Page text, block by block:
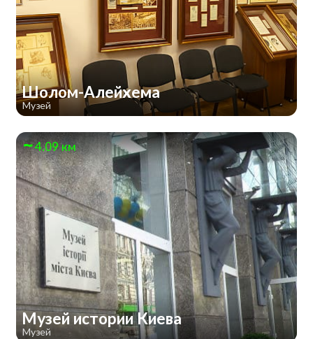
Шолом-Алейхема
Музей
4.09 км
Музей истории Киева
Музей